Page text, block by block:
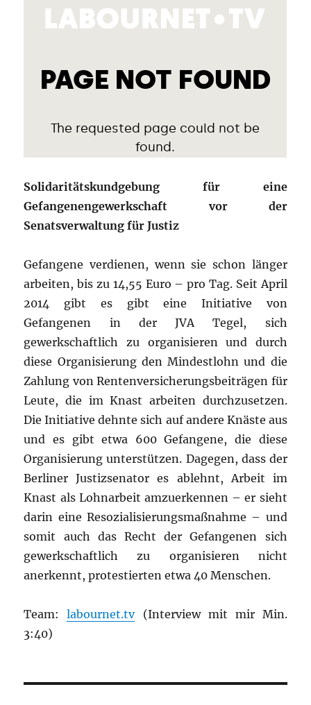
Solidaritätskundgebung für eine
Gefangenengewerkschaft vor der
Senatsverwaltung für Justiz
Gefangene verdienen, wenn sie schon länger
arbeiten, bis zu 14,55 Euro – pro Tag. Seit April
2014 gibt es gibt eine Initiative von
Gefangenen in der JVA Tegel, sich
gewerkschaftlich zu organisieren und durch
diese Organisierung den Mindestlohn und die
Zahlung von Rentenversicherungsbeiträgen für
Leute, die im Knast arbeiten durchzusetzen.
Die Initiative dehnte sich auf andere Knäste aus
und es gibt etwa 600 Gefangene, die diese
Organisierung unterstützen. Dagegen, dass der
Berliner Justizsenator es ablehnt, Arbeit im
Knast als Lohnarbeit amzuerkennen – er sieht
darin eine Resozialisierungsmaßnahme – und
somit auch das Recht der Gefangenen sich
gewerkschaftlich zu organisieren nicht
anerkennt, protestierten etwa 40 Menschen.
Team:labournet.tv(Interview mit mir Min.
3:40)